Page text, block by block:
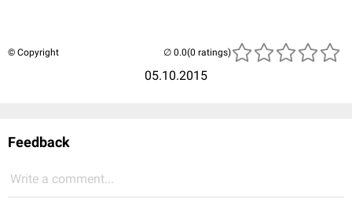
© Copyright
05.10.2015
(0 ratings)
Feedback
Write a comment...